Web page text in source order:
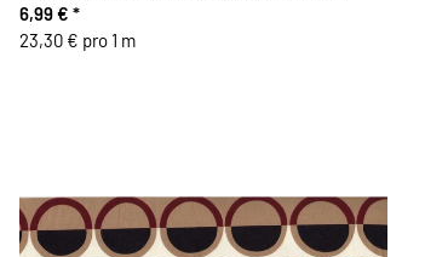
6,99 € *
23,30 € pro 1 m